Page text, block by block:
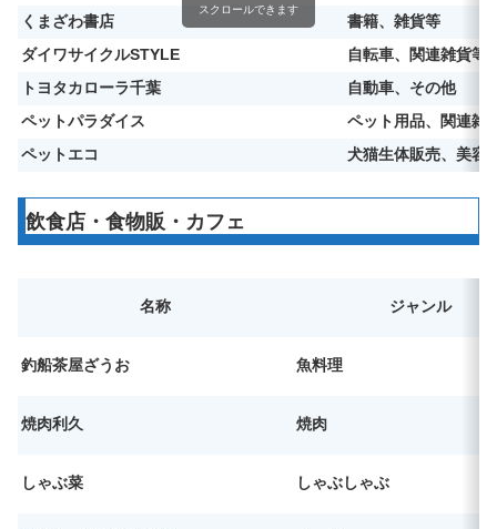
くまざわ書店
書籍、雑貨等
ダイワサイクルSTYLE
自転車、関連雑貨等
トヨタカローラ千葉
自動車、その他
ペットパラダイス
ペット用品、関連雑
ペットエコ
犬猫生体販売、美容
スクロールできます
飲食店・食物販・カフェ
名称 ジャンル
釣船茶屋ざうお 魚料理
焼肉利久 焼肉
しゃぶ菜 しゃぶしゃぶ